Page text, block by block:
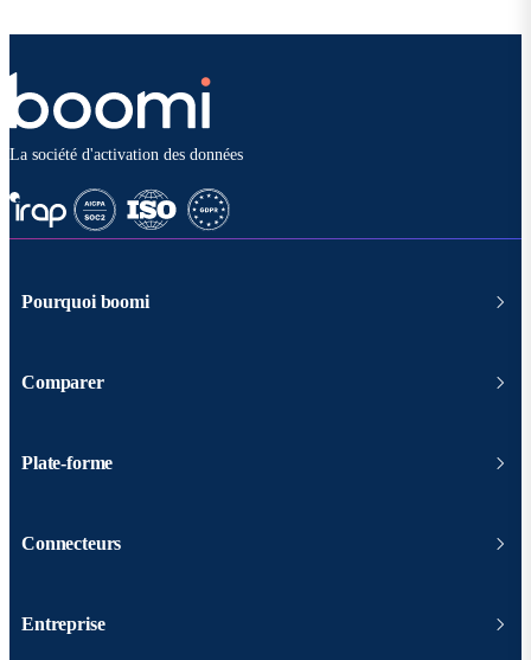
La société d'activation des données
Pourquoi boomi
Comparer
Plate-forme
Connecteurs
Entreprise